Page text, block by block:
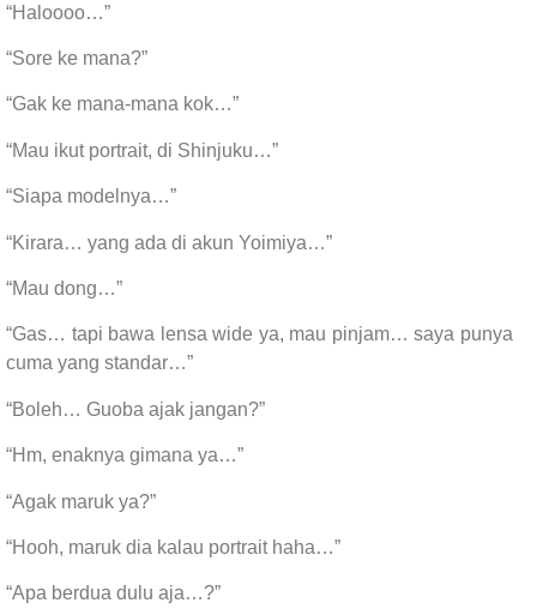
“Haloooo…”
“Sore ke mana?”
“Gak ke mana-mana kok…”
“Mau ikut portrait, di Shinjuku…”
“Siapa modelnya…”
“Kirara… yang ada di akun Yoimiya…”
“Mau dong…”
“Gas… tapi bawa lensa wide ya, mau pinjam… saya punya
cuma yang standar…”
“Boleh… Guoba ajak jangan?”
“Hm, enaknya gimana ya…”
“Agak maruk ya?”
“Hooh, maruk dia kalau portrait haha…”
“Apa berdua dulu aja…?”